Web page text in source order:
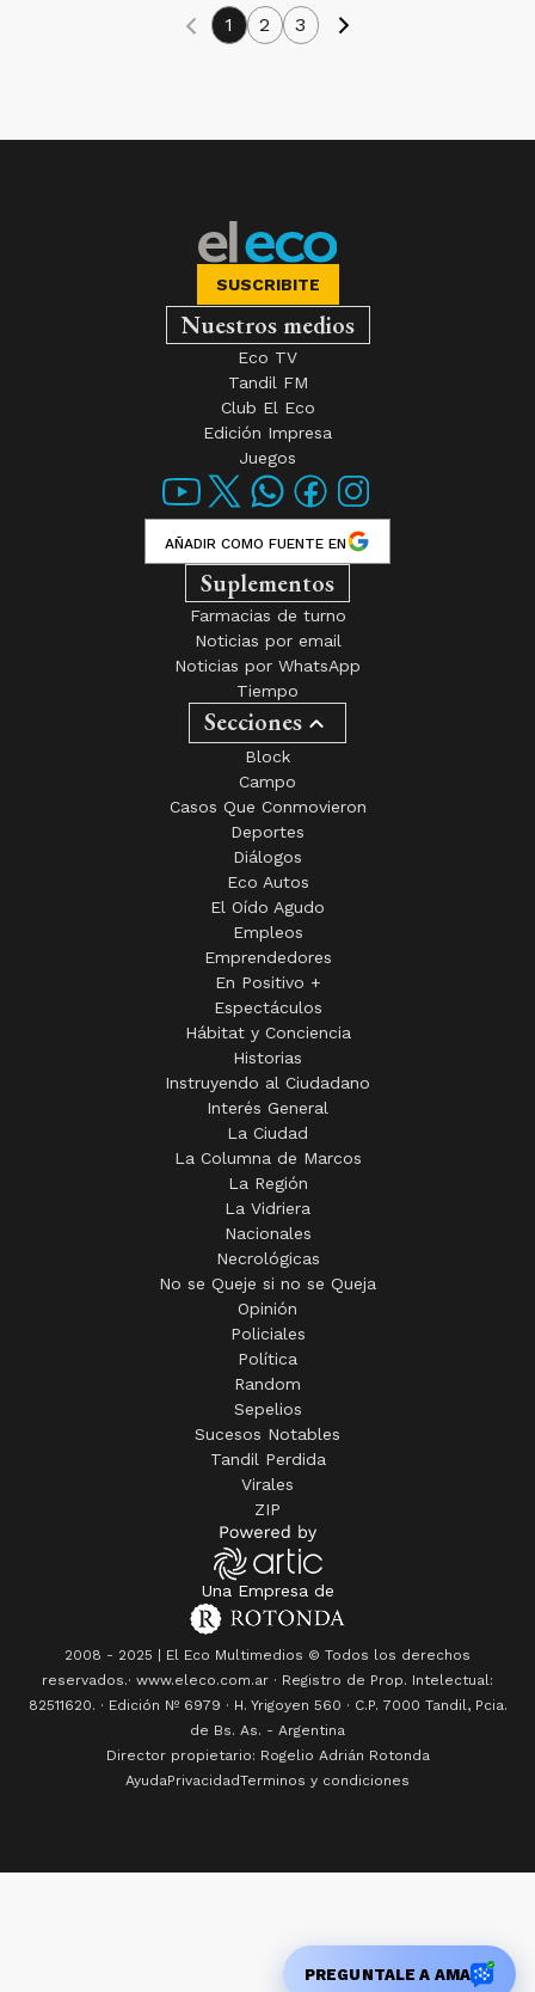
1 2 3
SUSCRIBITE
Nuestros medios
Eco TV
Tandil FM
Club El Eco
Edición Impresa
Juegos
AÑADIR COMO FUENTE EN
Suplementos
Farmacias de turno
Noticias por email
Noticias por WhatsApp
Tiempo
Secciones
Block
Campo
Casos Que Conmovieron
Deportes
Diálogos
Eco Autos
El Oído Agudo
Empleos
Emprendedores
En Positivo +
Espectáculos
Hábitat y Conciencia
Historias
Instruyendo al Ciudadano
Interés General
La Ciudad
La Columna de Marcos
La Región
La Vidriera
Nacionales
Necrológicas
No se Queje si no se Queja
Opinión
Policiales
Política
Random
Sepelios
Sucesos Notables
Tandil Perdida
Virales
ZIP
Una Empresa de
2008 - 2025 | El Eco Multimedios © Todos los derechos
reservados.· www.eleco.com.ar · Registro de Prop. Intelectual:
82511620. · Edición Nº 6979 · H. Yrigoyen 560 · C.P. 7000 Tandil, Pcia.
de Bs. As. - Argentina
Director propietario: Rogelio Adrián Rotonda
AyudaPrivacidadTerminos y condiciones
PREGUNTALE A AMA